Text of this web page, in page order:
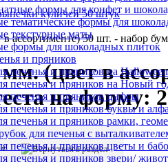
формы для конфет и
тематические формы для
текстурные маты
формы для шоколадных плиток
и пряников
печенья и пряников на Halloween
печенья и пряников на Новый
печенья и пряников цифры
печенья и пряников буквы и
печенья и пряников рамки,
для печенья с
печенья и пряников цветы и
печенья и пряников звери/
куличей 50 штук
ассортименте) 50 шт. - набор
(цвет в
на форму: